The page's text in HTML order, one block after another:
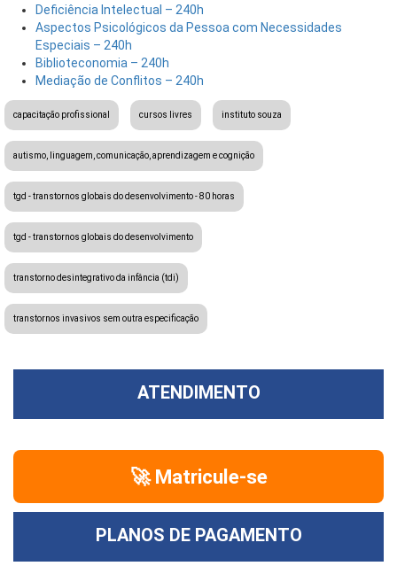
Deficiência Intelectual – 240h
Aspectos Psicológicos da Pessoa com Necessidades
Especiais – 240h
Biblioteconomia – 240h
Mediação de Conflitos – 240h
capacitação profissional cursos livres instituto souza
autismo, linguagem, comunicação, aprendizagem e cognição
tgd - transtornos globais do desenvolvimento - 80 horas
tgd - transtornos globais do desenvolvimento
transtorno desintegrativo da infância (tdi)
transtornos invasivos sem outra especificação
ATENDIMENTO
🚀 Matricule-se
PLANOS DE PAGAMENTO